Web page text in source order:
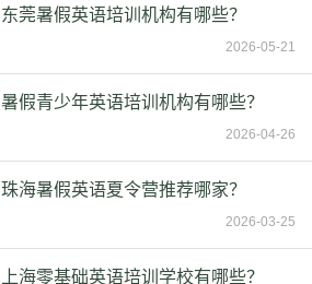
东莞暑假英语培训机构有哪些？
2026-05-21
暑假青少年英语培训机构有哪些？
2026-04-26
珠海暑假英语夏令营推荐哪家？
2026-03-25
上海零基础英语培训学校有哪些？